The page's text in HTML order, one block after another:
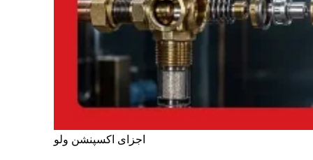
اجزای اکسپنشن ولو